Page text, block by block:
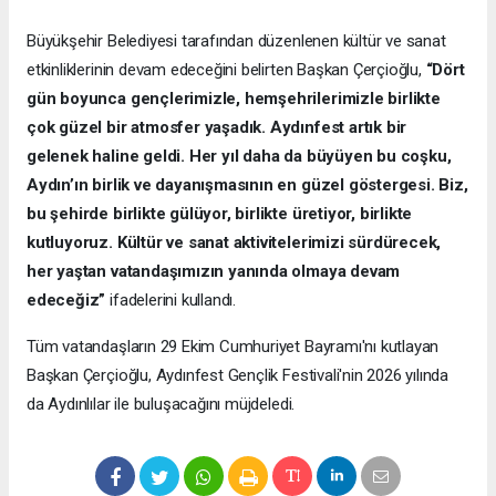
Büyükşehir Belediyesi tarafından düzenlenen kültür ve sanat
etkinliklerinin devam edeceğini belirten Başkan Çerçioğlu, “Dört
gün boyunca gençlerimizle, hemşehrilerimizle birlikte
çok güzel bir atmosfer yaşadık. Aydınfest artık bir
gelenek haline geldi. Her yıl daha da büyüyen bu coşku,
Aydın’ın birlik ve dayanışmasının en güzel göstergesi. Biz,
bu şehirde birlikte gülüyor, birlikte üretiyor, birlikte
kutluyoruz. Kültür ve sanat aktivitelerimizi sürdürecek,
her yaştan vatandaşımızın yanında olmaya devam
edeceğiz” ifadelerini kullandı.
Tüm vatandaşların 29 Ekim Cumhuriyet Bayramı'nı kutlayan
Başkan Çerçioğlu, Aydınfest Gençlik Festivali'nin 2026 yılında
da Aydınlılar ile buluşacağını müjdeledi.